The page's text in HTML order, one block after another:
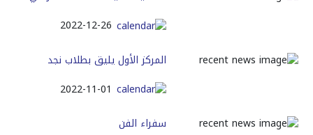
2022-12-26
المركز الأول يليق بطلاب نجد
2022-11-01
سفراء الفن